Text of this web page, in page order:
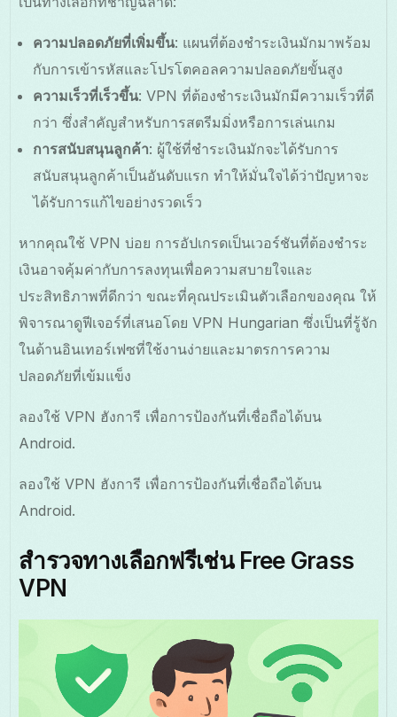
ความปลอดภัยที่เพิ่มขึ้น: แผนที่ต้องชำระเงินมักมาพร้อม
กับการเข้ารหัสและโปรโตคอลความปลอดภัยขั้นสูง
ความเร็วที่เร็วขึ้น: VPN ที่ต้องชำระเงินมักมีความเร็วที่ดี
กว่า ซึ่งสำคัญสำหรับการสตรีมมิ่งหรือการเล่นเกม
การสนับสนุนลูกค้า: ผู้ใช้ที่ชำระเงินมักจะได้รับการ
สนับสนุนลูกค้าเป็นอันดับแรก ทำให้มั่นใจได้ว่าปัญหาจะ
ได้รับการแก้ไขอย่างรวดเร็ว
หากคุณใช้ VPN บ่อย การอัปเกรดเป็นเวอร์ชันที่ต้องชำระ
เงินอาจคุ้มค่ากับการลงทุนเพื่อความสบายใจและ
ประสิทธิภาพที่ดีกว่า ขณะที่คุณประเมินตัวเลือกของคุณ ให้
พิจารณาดูฟีเจอร์ที่เสนอโดย VPN Hungarian ซึ่งเป็นที่รู้จัก
ในด้านอินเทอร์เฟซที่ใช้งานง่ายและมาตรการความ
ปลอดภัยที่เข้มแข็ง
ลองใช้ VPN ฮังการี เพื่อการป้องกันที่เชื่อถือได้บน
Android.
ลองใช้ VPN ฮังการี เพื่อการป้องกันที่เชื่อถือได้บน
Android.
สำรวจทางเลือกฟรีเช่น Free Grass
VPN